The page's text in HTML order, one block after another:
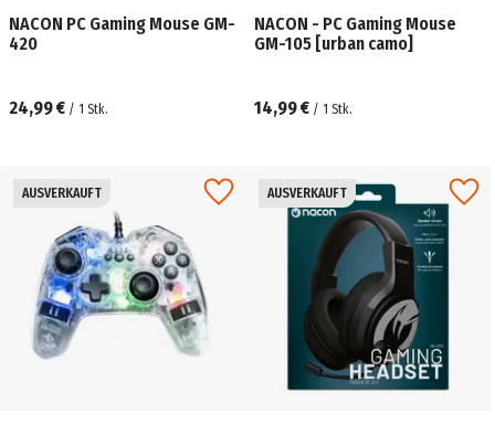
NACON PC Gaming Mouse GM-
420
24,99 € / 1 Stk.
NACON - PC Gaming Mouse
GM-105 [urban camo]
14,99 € / 1 Stk.
AUSVERKAUFT AUSVERKAUFT